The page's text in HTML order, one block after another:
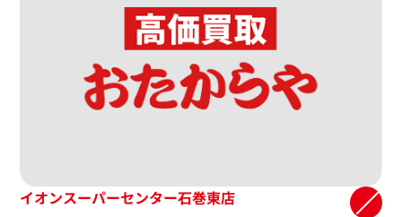
イオンスーパーセンター石巻東店